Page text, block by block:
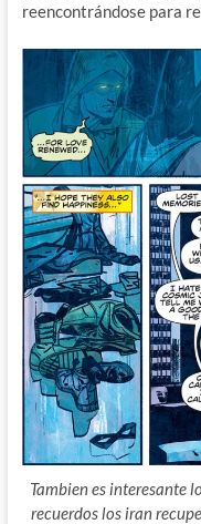
reencontrándose para
Tambien es interesante
recuerdos los iran